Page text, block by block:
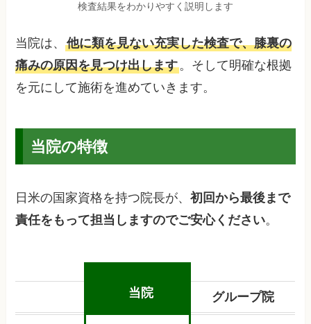
検査結果をわかりやすく説明します
当院は、他に類を見ない充実した検査で、膝裏の
痛みの原因を見つけ出します。そして明確な根拠
を元にして施術を進めていきます。
当院の特徴
日米の国家資格を持つ院長が、初回から最後まで
責任をもって担当しますのでご安心ください。
当院 グループ院